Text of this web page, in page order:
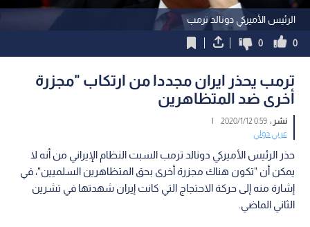
الرئيس الأميركي دونالد ترمب
0
0
ترمب يحذر ايران مجددا من ارتكاب "مجزرة
أخرى ضد المتظاهرين
نشر :0:59 2020/1/12
|
عربي دولي
حذر الرئيس الأميركي دونالد ترمب السبت النظام الإيراني من أنه لا
يمكن أن "تكون هناك مجزرة أخرى بحق المتظاهرين السلميين"، في
إشارة منه إلى حركة الاحتجاج التي كانت إيران شهدتها في تشرين
الثاني الماضي.